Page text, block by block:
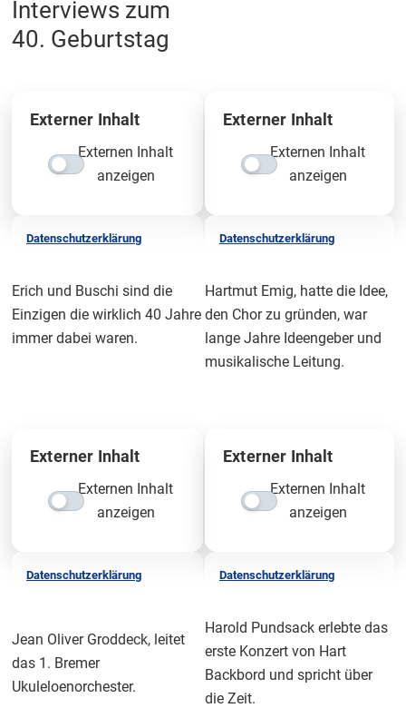
Interviews zum
40. Geburtstag
Externer Inhalt
Externen Inhalt
anzeigen
Datenschutzerklärung
Externer Inhalt
Externen Inhalt
anzeigen
Datenschutzerklärung
Erich und Buschi sind die
Einzigen die wirklich 40 Jahre
immer dabei waren.
Hartmut Emig, hatte die Idee,
den Chor zu gründen, war
lange Jahre Ideengeber und
musikalische Leitung.
Externer Inhalt
Externen Inhalt
anzeigen
Datenschutzerklärung
Externer Inhalt
Externen Inhalt
anzeigen
Datenschutzerklärung
Jean Oliver Groddeck, leitet
das 1. Bremer
Ukuleloenorchester.
Harold Pundsack erlebte das
erste Konzert von Hart
Backbord und spricht über
die Zeit.